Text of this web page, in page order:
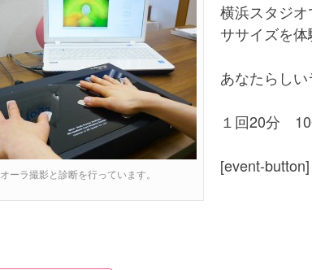
オーラ撮影と診断を行っています。
横浜スタジ
ササイズを体
あなたらしい
１回20分
[event-button]